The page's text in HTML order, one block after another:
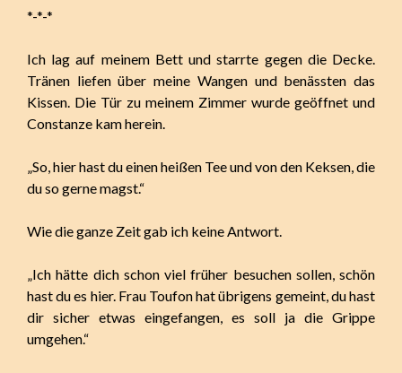
*-*-*
Ich lag auf meinem Bett und starrte gegen die Decke.
Tränen liefen über meine Wangen und benässten das
Kissen. Die Tür zu meinem Zimmer wurde geöffnet und
Constanze kam herein.
„So, hier hast du einen heißen Tee und von den Keksen, die
du so gerne magst.“
Wie die ganze Zeit gab ich keine Antwort.
„Ich hätte dich schon viel früher besuchen sollen, schön
hast du es hier. Frau Toufon hat übrigens gemeint, du hast
dir sicher etwas eingefangen, es soll ja die Grippe
umgehen.“